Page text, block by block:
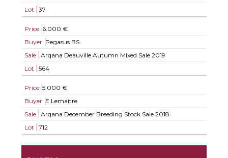
Lot
37
Price 6.000 €
Buyer Pegasus BS
Sale
Arqana Deauville Autumn Mixed Sale 2019
Lot
564
Price 5.000 €
Buyer E Lemaitre
Sale
Arqana December Breeding Stock Sale 2018
Lot
712